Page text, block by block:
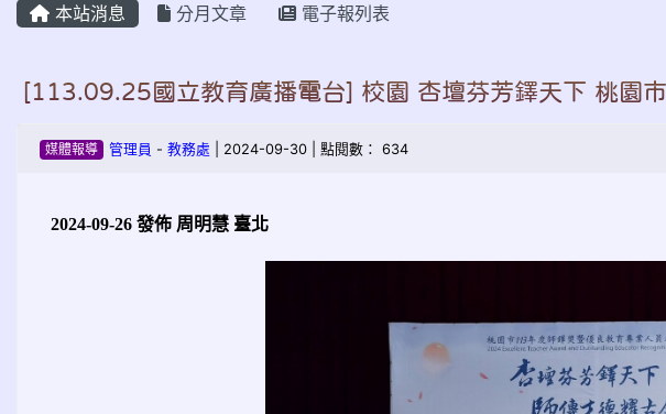
本站消息 分月文章 電子報列表
[113.09.25國立教育廣播電台] 校園 杏壇芬芳鐸天下 桃園
媒體報導 管理員 - 教務處 | 2024-09-30 | 點閱數： 634
2024-09-26 發佈 周明慧 臺北